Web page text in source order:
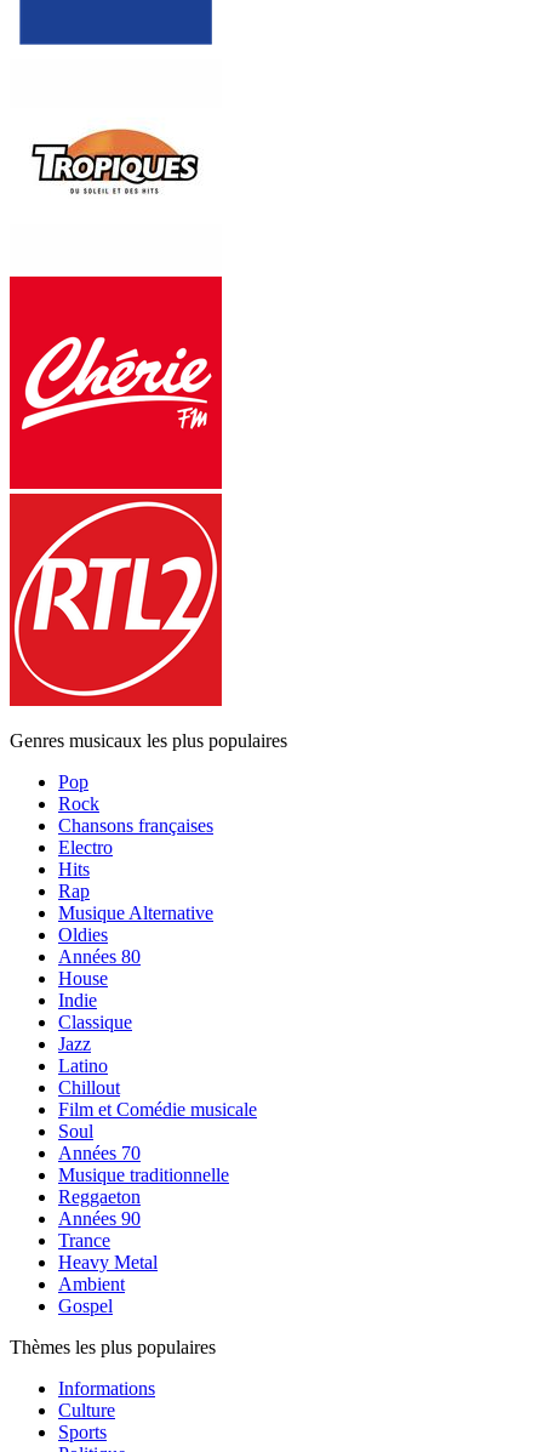
Genres musicaux les plus populaires
Pop
Rock
Chansons françaises
Electro
Hits
Rap
Musique Alternative
Oldies
Années 80
House
Indie
Classique
Jazz
Latino
Chillout
Film et Comédie musicale
Soul
Années 70
Musique traditionnelle
Reggaeton
Années 90
Trance
Heavy Metal
Ambient
Gospel
Thèmes les plus populaires
Informations
Culture
Sports